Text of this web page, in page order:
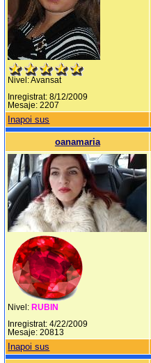
Nivel: Avansat
Inregistrat: 8/12/2009
Mesaje: 2207
Inapoi sus
oanamaria
Nivel: RUBIN
Inregistrat: 4/22/2009
Mesaje: 20813
Inapoi sus